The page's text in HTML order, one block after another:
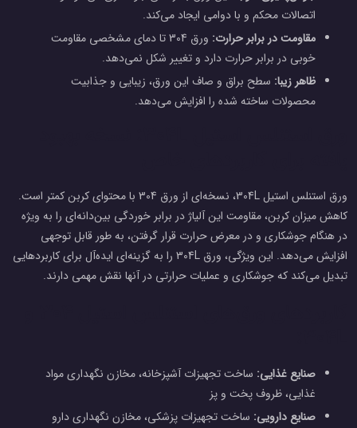
اتصالات محکم و با دوامی ایجاد می‌کند.
مقاومت در برابر حرارت:
ورق 304 تا دمای مشخصی مقاومت
خوبی در برابر حرارت دارد و تغییر شکل نمی‌دهد.
ظاهر زیبا: سطح براق و صاف این ورق، زیبایی و جذابیت
محصولات ساخته شده را افزایش می‌دهد.
ورق استنلس استیل 304L، نسخه‌ای از ورق 304 با محتوای کربن کمتر است.
کاهش میزان کربن، مقاومت این آلیاژ در برابر خوردگی بین‌دانه‌ای را به ویژه
در هنگام جوشکاری و در معرض حرارت قرار گرفتن، به طور قابل توجهی
افزایش می‌دهد. این ویژگی، ورق 304L را به گزینه‌ای ایده‌آل برای کاربردهایی
تبدیل می‌کند که جوشکاری و عملیات حرارتی در آنها نقش مهمی دارند.
صنایع غذایی: ساخت تجهیزات آشپزخانه، مخازن نگهداری مواد
غذایی، ظروف پخت و پز
صنایع دارویی: ساخت تجهیزات پزشکی، مخازن نگهداری دارو